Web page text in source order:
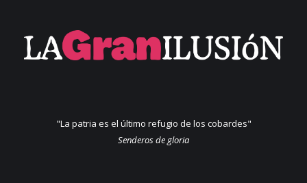
"La patria es el último refugio de los cobardes"
Senderos de gloria